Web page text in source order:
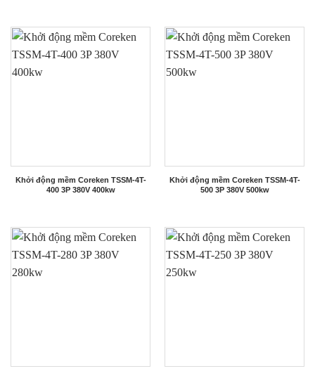
Khởi động mềm Coreken TSSM-4T-
400 3P 380V 400kw
Khởi động mềm Coreken TSSM-4T-
500 3P 380V 500kw